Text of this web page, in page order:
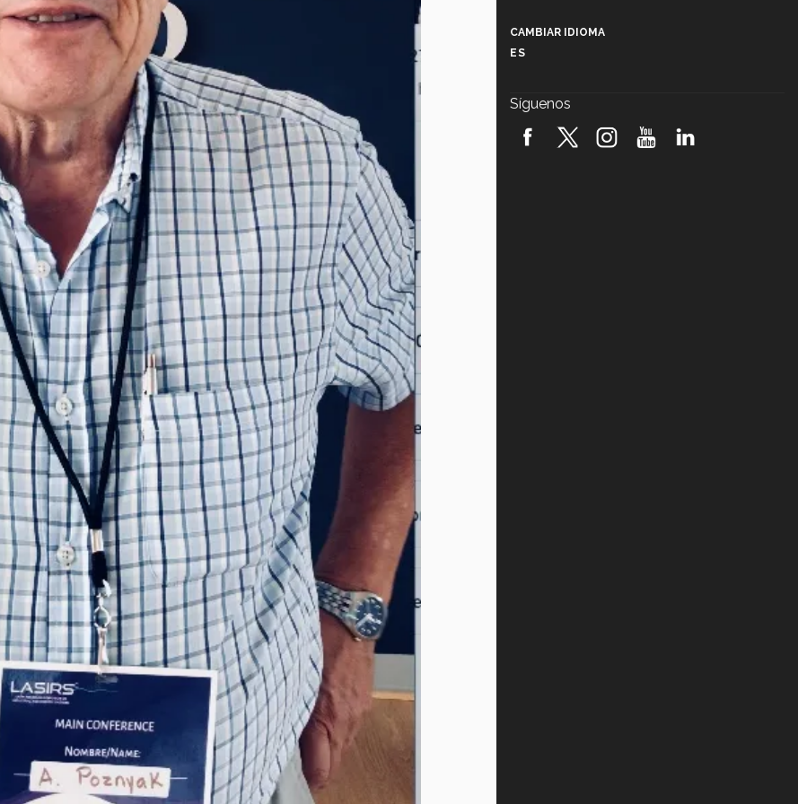
robótica FIRST 2026! (video)
CAMBIAR IDIOMA
ES
Síguenos